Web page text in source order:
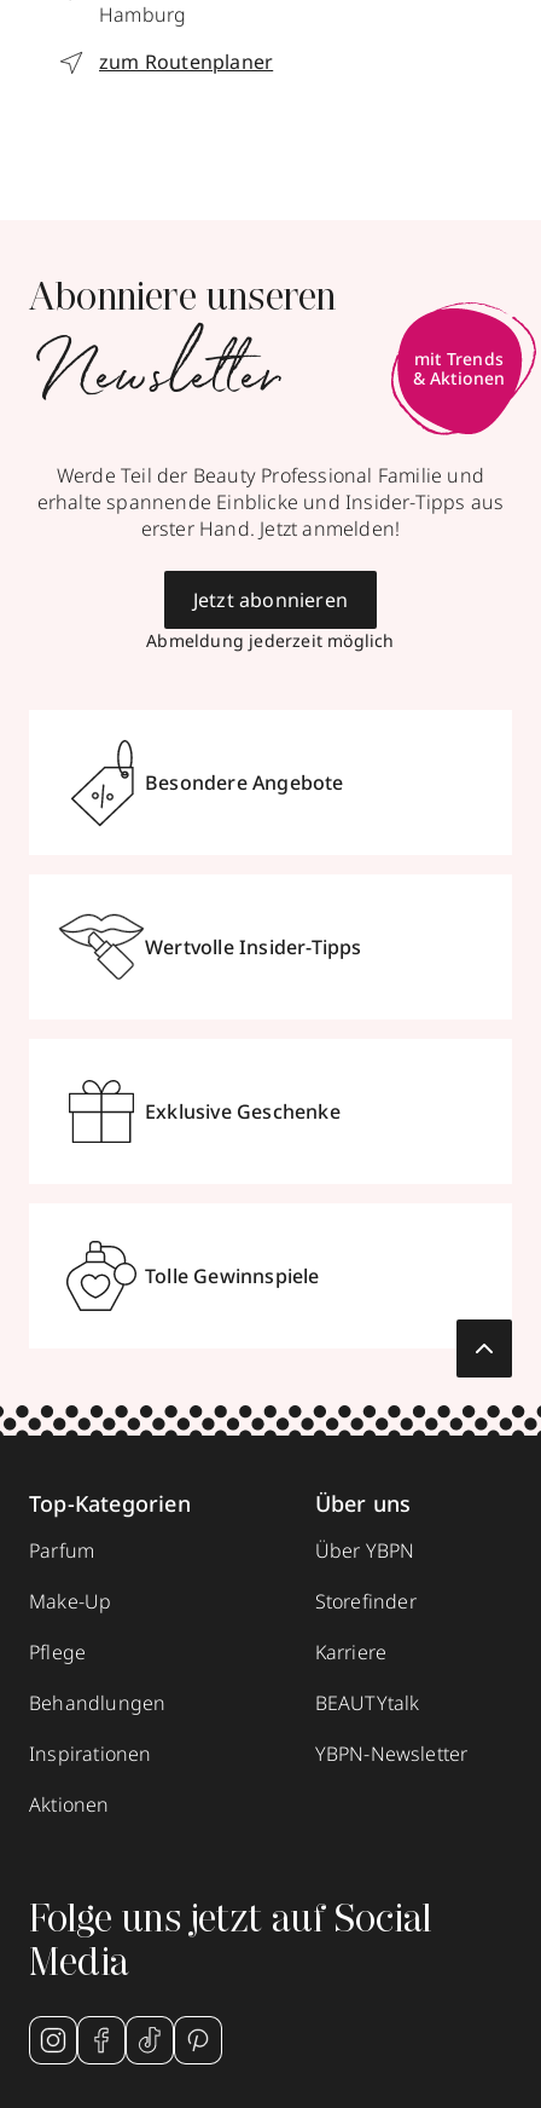
Hamburg
zum Routenplaner
Abonniere unseren
Newsletter
mit Trends
& Aktionen
Werde Teil der Beauty Professional Familie und
erhalte spannende Einblicke und Insider-Tipps aus
erster Hand. Jetzt anmelden!
Abmeldung jederzeit möglich
Jetzt abonnieren
Besondere Angebote
Wertvolle Insider-Tipps
Exklusive Geschenke
Tolle Gewinnspiele
Top-Kategorien
Parfum
Make-Up
Pflege
Behandlungen
Inspirationen
Aktionen
Über uns
Über YBPN
Storefinder
Karriere
BEAUTYtalk
YBPN-Newsletter
Folge uns jetzt auf Social
Media